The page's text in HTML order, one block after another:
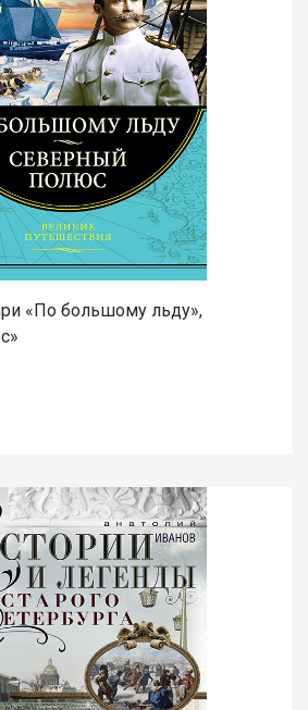
«По большому льду»,